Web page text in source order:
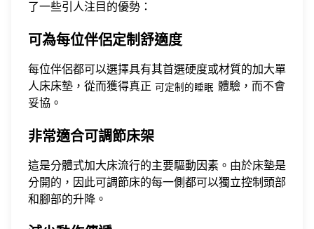
了一些引人注目的優勢：
可為每位伴侶定制舒適度
每位伴侶都可以選擇具有其首選硬度或材質的加大單
人床床墊，從而獲得真正 可定制的睡眠 體驗，而不會
妥協。
非常適合可調節床架
這是分體式加大床流行的主要驅動因素。由於床墊是
分開的，因此可調節床的每一側都可以獨立控制頭部
和腳部的升降。